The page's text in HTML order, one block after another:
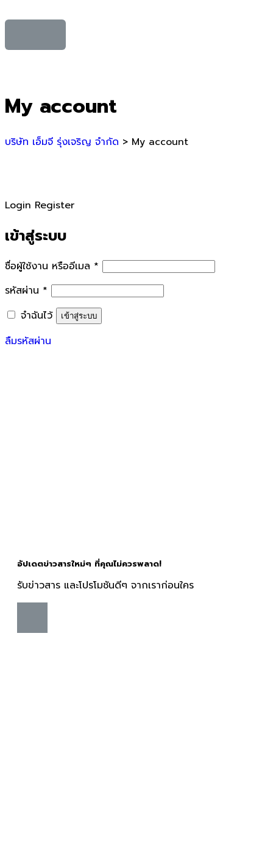
My account
บริษัท เอ็มจี รุ่งเจริญ จำกัด > My account
Login Register
เข้าสู่ระบบ
ชื่อผู้ใช้งาน หรืออีเมล *
รหัสผ่าน *
จำฉันไว้
เข้าสู่ระบบ
ลืมรหัสผ่าน
อัปเดตข่าวสารใหม่ๆ ที่คุณไม่ควรพลาด!
รับข่าวสาร และโปรโมชันดีๆ จากเราก่อนใคร